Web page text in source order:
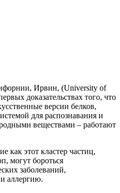
Ирвин, (University of
доказательствах того, что
версии белков,
для распознавания и
веществами – работают
как этот кластер частиц,
могут бороться
заболеваний,
аллергию.